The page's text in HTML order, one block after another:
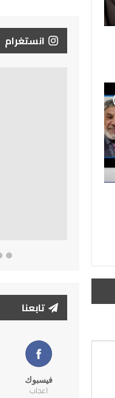
انستغرام
تابعنا
فيسبوك
اعجاب